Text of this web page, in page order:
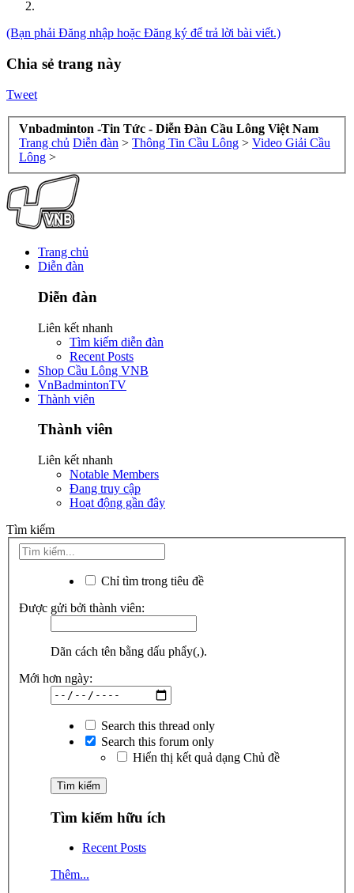
(Bạn phải Đăng nhập hoặc Đăng ký để trả lời bài viết.)
Chia sẻ trang này
Tweet
Vnbadminton -Tin Tức - Diễn Đàn Cầu Lông Việt Nam
Trang chủ Diễn đàn > Thông Tin Cầu Lông > Video Giải Cầu
Lông >
Trang chủ
Diễn đàn
Diễn đàn
Liên kết nhanh
Tìm kiếm diễn đàn
Recent Posts
Shop Cầu Lông VNB
VnBadmintonTV
Thành viên
Thành viên
Liên kết nhanh
Notable Members
Đang truy cập
Hoạt động gần đây
Tìm kiếm
Chỉ tìm trong tiêu đề
Được gửi bởi thành viên:
Dãn cách tên bằng dấu phẩy(,).
Mới hơn ngày:
Search this thread only
Search this forum only
Hiển thị kết quả dạng Chủ đề
Tìm kiếm hữu ích
Recent Posts
Thêm...